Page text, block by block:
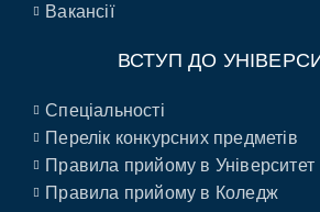
Вакансії
ВСТУП ДО
Спеціальності
Перелік конкурсних предметів
Правила прийому в Університет
Правила прийому в Коледж